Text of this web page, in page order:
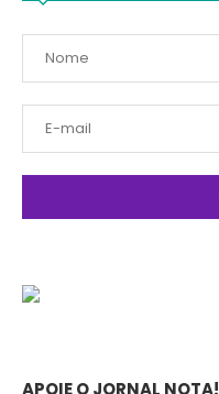
APOIE O JORNAL NOTA!